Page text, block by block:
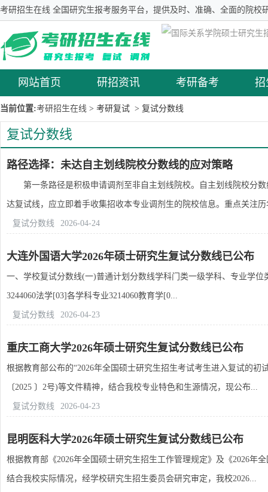
考研招生在线 全国研究生报考服务平台，提供及时、准确、全面的院校
网站首页 研招资讯 考研备考 招
当前位置:考研招生在线 > 考研复试 > 复试分数线
复试分数线
路径选择：未达自主划线院校分数线的应对策略
第一条路径是积极申请调剂至非自主划线院校。自主划线院校分数
达复试线，应立即着手收集招收本专业调剂生的院校信息。重点关注
复试分数线 2026-04-24
大连外国语大学2026年硕士研究生复试分数线已公布
一、学校复试分数线(一)普通计划分数线学科门类一级学科、专业学
3244060法学[03]各学科专业3214060教育学[0...
复试分数线 2026-04-23
重庆工商大学2026年硕士研究生复试分数线已公布
根据教育部公布的“2026年全国硕士研究生招生考试考生进入复试的
〔2025 〕2号)等文件精神，结合我校专业特色和生源情况，现公布...
复试分数线 2026-04-23
昆明医科大学2026年硕士研究生复试分数线已公布
根据教育部《2026年全国硕士研究生招生工作管理规定》及《2026年
结合我校实际情况，经学校研究生招生委员会研究审定，我校2026...